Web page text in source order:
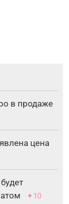
в продаже
цена
✦10